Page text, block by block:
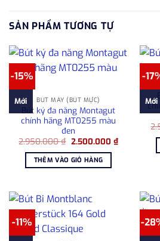
SẢN PHẨM TƯƠNG TỰ
-15%
Mới BÚT MÁY (BÚT MỰC)
Bút ký đa năng Montagut
chính hãng MT0255 màu
đen
2.950.000₫ Giá
là:
2.950.000 ₫.
2.500.000 ₫Giá
hiện
THÊM VÀO GIỎ HÀNG
-
Mới
-11% -